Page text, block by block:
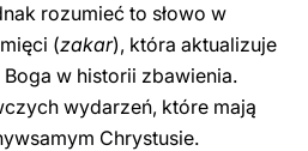
rozumieć to słowo w
(zakar), która aktualizuje
w historii zbawienia.
wydarzeń, które mają
Chrystusie.